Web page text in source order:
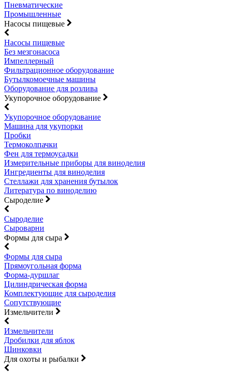
Пневматические
Промышленные
Насосы пищевые
Насосы пищевые
Без мезгонасоса
Импеллерный
Фильтрационное оборудование
Бутылкомоечные машины
Оборудование для розлива
Укупорочное оборудование
Укупорочное оборудование
Машина для укупорки
Пробки
Термоколпачки
Фен для термоусадки
Измерительные приборы для виноделия
Ингредиенты для виноделия
Стеллажи для хранения бутылок
Литература по виноделию
Сыроделие
Сыроделие
Сыроварни
Формы для сыра
Формы для сыра
Прямоугольная форма
Форма-дуршлаг
Цилиндрическая форма
Комплектующие для сыроделия
Сопутствующие
Измельчители
Измельчители
Дробилки для яблок
Шинковки
Для охоты и рыбалки